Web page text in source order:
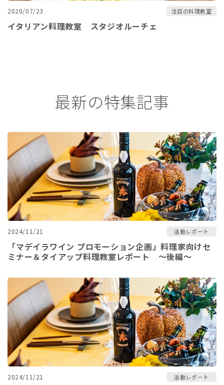
2020/07/23 注目の料理教室
イタリアン料理教室 スタジオルーチェ
最新の特集記事
2024/11/21 活動レポート
「マデイラワイン プロモーション企画」料理家向けセ
ミナー＆タイアップ料理教室レポート ～後編～
2024/11/21 活動レポート